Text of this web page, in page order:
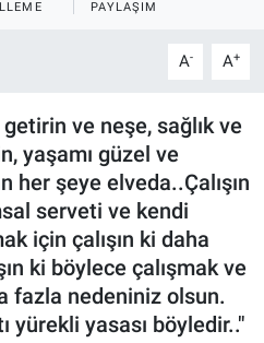
PAYLAŞIM
A- A+
getirin ve neşe, sağlık ve
yaşamı güzel ve
her şeye elveda..Çalışın
serveti ve kendi
için çalışın ki daha
ki böylece çalışmak ve
fazla nedeniniz olsun.
yürekli yasası böyledir.."